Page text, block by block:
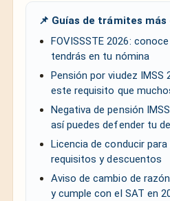
📌 Guías de trámites
FOVISSSTE 2026:
tendrás en tu nómina
Pensión por viudez IMSS
este requisito que
Negativa de pensión
así puedes defender tu
Licencia de conducir
requisitos y descuentos
Aviso de cambio de
y cumple con el SAT en